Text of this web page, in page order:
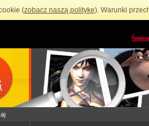
(zobacz naszą politykę). Warunki